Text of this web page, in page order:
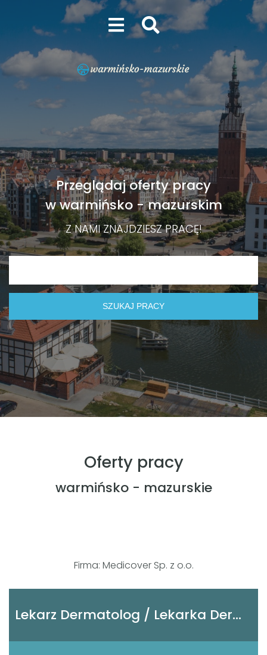
Przeglądaj oferty pracy
w warmińsko - mazurskim
Z NAMI ZNAJDZIESZ PRACĘ!
Oferty pracy
warmińsko - mazurskie
Firma: Medicover Sp. z o.o.
Lekarz Dermatolog / Lekarka Dermatolożka